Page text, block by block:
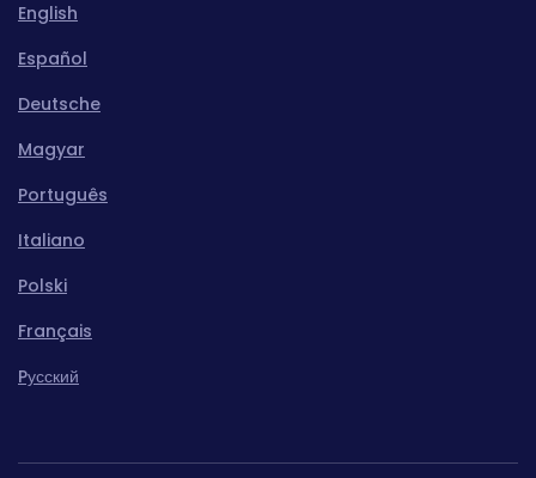
English
Español
Deutsche
Magyar
Português
Italiano
Polski
Français
Pусский